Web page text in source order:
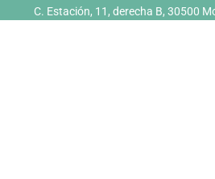
C. Estación, 11, derecha B, 30500